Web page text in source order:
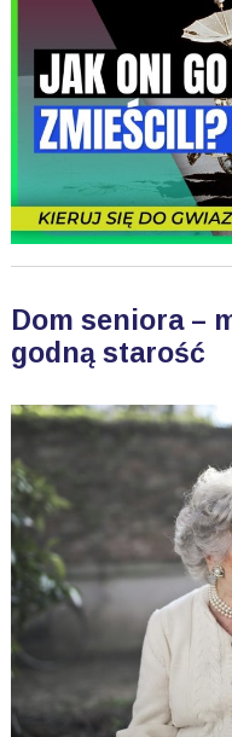
Dom seniora –
godną starość